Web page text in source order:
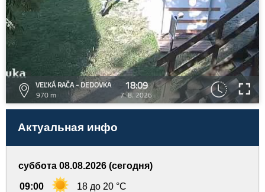
VEĽKÁ RAČA - DEDOVKA
970 m
18:09
7. 8. 2026
Актуальная инфо
суббота 08.08.2026 (сегодня)
09:00 18 до 20 °C